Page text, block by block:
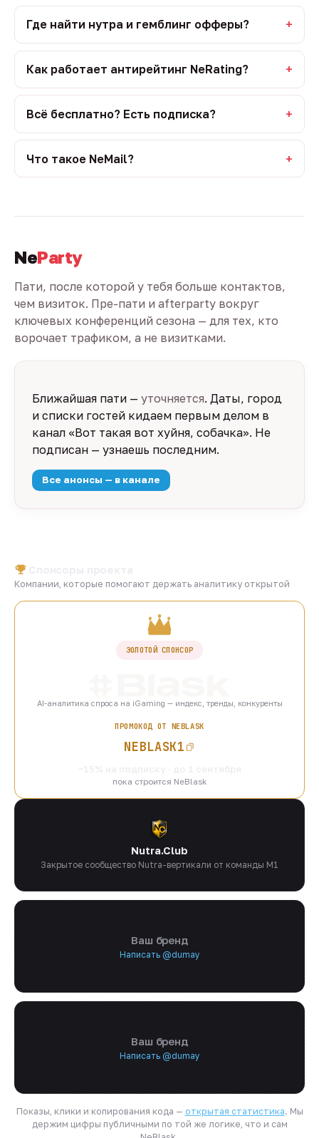
Где найти нутра и гемблинг офферы?
Как работает антирейтинг NeRating?
Всё бесплатно? Есть подписка?
Что такое NeMail?
NeParty
Пати, после которой у тебя больше контактов,
чем визиток. Пре-пати и afterparty вокруг
ключевых конференций сезона — для тех, кто
ворочает трафиком, а не визитками.
Ближайшая пати — уточняется. Даты, город
и списки гостей кидаем первым делом в
канал «Вот такая вот хуйня, собачка». Не
подписан — узнаешь последним.
Все анонсы — в канале
Компании, которые помогают держать аналитику открытой
ЗОЛОТОЙ СПОНСОР
AI-аналитика спроса на iGaming — индекс, тренды, конкуренты
ПРОМОКОД ОТ NEBLASK
NEBLASK1
пока строится NeBlask
Nutra.Club
Закрытое сообщество Nutra-вертикали от команды M1
Ваш бренд
Написать @dumay
Ваш бренд
Написать @dumay
Показы, клики и копирования кода — открытая статистика. Мы
держим цифры публичными по той же логике, что и сам